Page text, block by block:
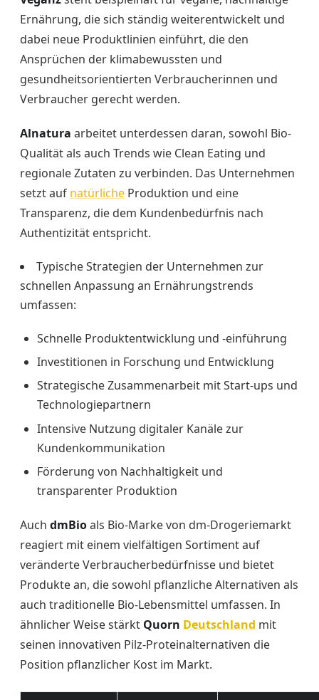
Ernährung, die sich ständig weiterentwickelt und
dabei neue Produktlinien einführt, die den
Ansprüchen der klimabewussten und
gesundheitsorientierten Verbraucherinnen und
Verbraucher gerecht werden.
Alnatura arbeitet unterdessen daran, sowohl Bio-
Qualität als auch Trends wie Clean Eating und
regionale Zutaten zu verbinden. Das Unternehmen
setzt auf natürliche Produktion und eine
Transparenz, die dem Kundenbedürfnis nach
Authentizität entspricht.
Typische Strategien der Unternehmen zur
schnellen Anpassung an Ernährungstrends
umfassen:
Schnelle Produktentwicklung und -einführung
Investitionen in Forschung und Entwicklung
Strategische Zusammenarbeit mit Start-ups und
Technologiepartnern
Intensive Nutzung digitaler Kanäle zur
Kundenkommunikation
Förderung von Nachhaltigkeit und
transparenter Produktion
Auch dmBioals Bio-Marke von dm-Drogeriemarkt
reagiert mit einem vielfältigen Sortiment auf
veränderte Verbraucherbedürfnisse und bietet
Produkte an, die sowohl pflanzliche Alternativen als
auch traditionelle Bio-Lebensmittel umfassen. In
ähnlicher Weise stärkt Quorn Deutschland mit
seinen innovativen Pilz-Proteinalternativen die
Position pflanzlicher Kost im Markt.